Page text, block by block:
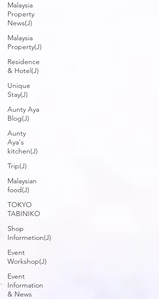
Malaysia
Property
News(J)
Malaysia
Property(J)
Residence
& Hotel(J)
Unique
Stay(J)
Aunty Aya
Blog(J)
Aunty
Aya's
kitchen(J)
Trip(J)
Malaysian
food(J)
TOKYO
TABINIKO
Shop
Informetion(J)
Event
Workshop(J)
Event
Information
& News